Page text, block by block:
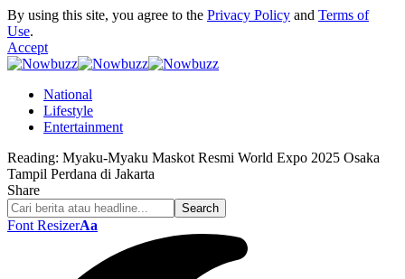
By using this site, you agree to the Privacy Policy and Terms of
Use.
Accept
National
Lifestyle
Entertainment
Reading: Myaku-Myaku Maskot Resmi World Expo 2025 Osaka
Tampil Perdana di Jakarta
Share
Font ResizerAa